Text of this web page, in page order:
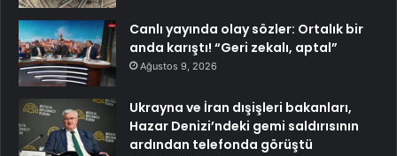
Canlı yayında olay sözler: Ortalık bir
anda karıştı! “Geri zekalı, aptal”
Ağustos 9, 2026
Ukrayna ve İran dışişleri bakanları,
Hazar Denizi’ndeki gemi saldırısının
ardından telefonda görüştü